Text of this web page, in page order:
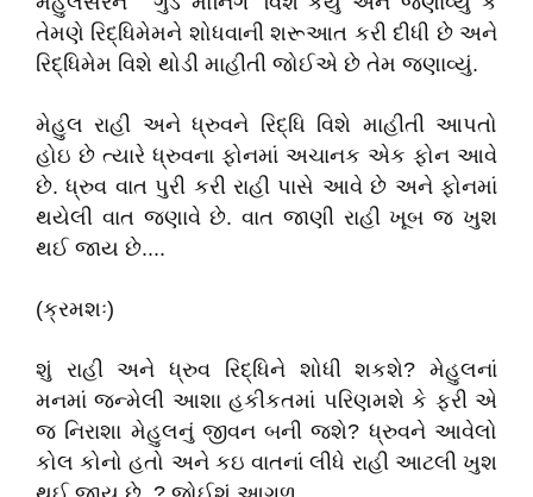
તેમણે રિદ્ધિમેમને શોધવાની શરૂઆત કરી દીધી છે અને
રિદ્ધિમેમ વિશે થોડી માહીતી જોઈએ છે તેમ જણાવ્યું.
મેહુલ રાહી અને ધ્રુવને રિદ્ધિ વિશે માહીતી આપતો
હોઇ છે ત્યારે ધ્રુવના ફોનમાં અચાનક એક ફોન આવે
છે. ધ્રુવ વાત પુરી કરી રાહી પાસે આવે છે અને ફોનમાં
થયેલી વાત જણાવે છે. વાત જાણી રાહી ખૂબ જ ખુશ
થઈ જાય છે....
(ક્રમશઃ)
શું રાહી અને ધ્રુવ રિદ્ધિને શોધી શકશે? મેહુલનાં
મનમાં જન્મેલી આશા હકીકતમાં પરિણમશે કે ફરી એ
જ નિરાશા મેહુલનું જીવન બની જશે? ધ્રુવને આવેલો
કોલ કોનો હતો અને કઇ વાતનાં લીધે રાહી આટલી ખુશ